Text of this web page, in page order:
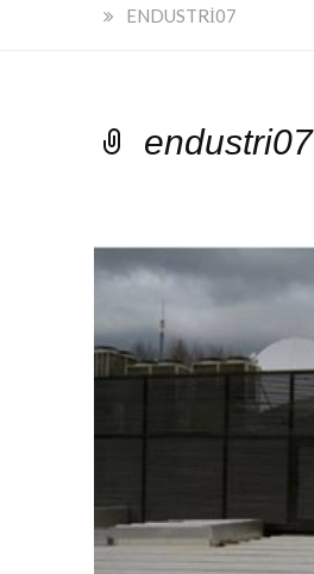
ENDUSTRI07
endustri07